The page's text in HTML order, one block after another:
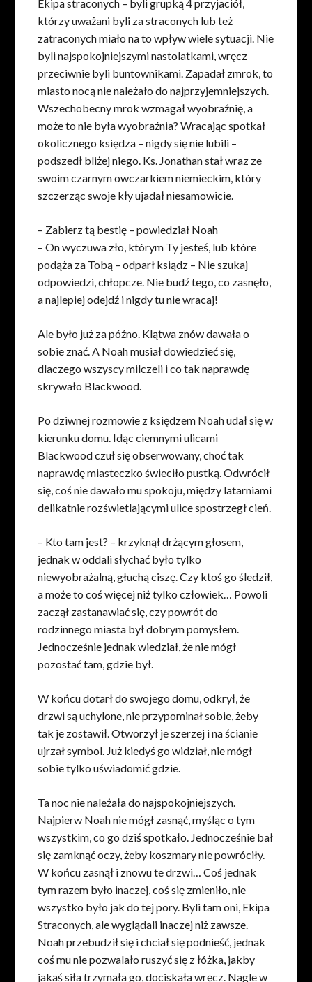
Ekipa straconych – byli grupką 4 przyjaciół,
którzy uważani byli za straconych lub też
zatraconych miało na to wpływ wiele sytuacji. Nie
byli najspokojniejszymi nastolatkami, wręcz
przeciwnie byli buntownikami. Zapadał zmrok, to
miasto nocą nie należało do najprzyjemniejszych.
Wszechobecny mrok wzmagał wyobraźnię, a
może to nie była wyobraźnia? Wracając spotkał
okolicznego księdza – nigdy się nie lubili –
podszedł bliżej niego. Ks. Jonathan stał wraz ze
swoim czarnym owczarkiem niemieckim, który
szczerząc swoje kły ujadał niesamowicie.
– Zabierz tą bestię – powiedział Noah
– On wyczuwa zło, którym Ty jesteś, lub które
podąża za Tobą – odparł ksiądz – Nie szukaj
odpowiedzi, chłopcze. Nie budź tego, co zasnęło,
a najlepiej odejdź i nigdy tu nie wracaj!
Ale było już za późno. Klątwa znów dawała o
sobie znać. A Noah musiał dowiedzieć się,
dlaczego wszyscy milczeli i co tak naprawdę
skrywało Blackwood.
Po dziwnej rozmowie z księdzem Noah udał się w
kierunku domu. Idąc ciemnymi ulicami
Blackwood czuł się obserwowany, choć tak
naprawdę miasteczko świeciło pustką. Odwrócił
się, coś nie dawało mu spokoju, między latarniami
delikatnie rozświetlającymi ulice spostrzegł cień.
– Kto tam jest? – krzyknął drżącym głosem,
jednak w oddali słychać było tylko
niewyobrażalną, głuchą ciszę. Czy ktoś go śledził,
a może to coś więcej niż tylko człowiek… Powoli
zaczął zastanawiać się, czy powrót do
rodzinnego miasta był dobrym pomysłem.
Jednocześnie jednak wiedział, że nie mógł
pozostać tam, gdzie był.
W końcu dotarł do swojego domu, odkrył, że
drzwi są uchylone, nie przypominał sobie, żeby
tak je zostawił. Otworzył je szerzej i na ścianie
ujrzał symbol. Już kiedyś go widział, nie mógł
sobie tylko uświadomić gdzie.
Ta noc nie należała do najspokojniejszych.
Najpierw Noah nie mógł zasnąć, myśląc o tym
wszystkim, co go dziś spotkało. Jednocześnie bał
się zamknąć oczy, żeby koszmary nie powróciły.
W końcu zasnął i znowu te drzwi… Coś jednak
tym razem było inaczej, coś się zmieniło, nie
wszystko było jak do tej pory. Byli tam oni, Ekipa
Straconych, ale wyglądali inaczej niż zawsze.
Noah przebudził się i chciał się podnieść, jednak
coś mu nie pozwalało ruszyć się z łóżka, jakby
jakaś siła trzymała go, dociskała wręcz. Nagle w